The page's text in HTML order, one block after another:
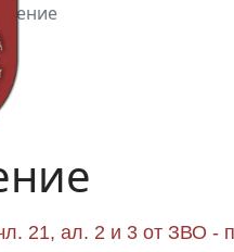
21, ал. 2 и 3 от ЗВО -